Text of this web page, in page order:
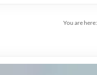
You are here: